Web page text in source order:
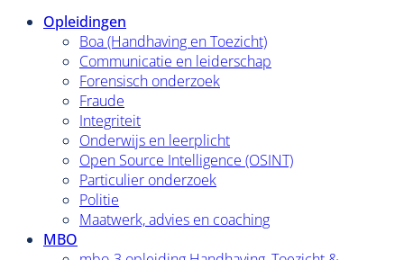
Opleidingen
Boa (Handhaving en Toezicht)
Communicatie en leiderschap
Forensisch onderzoek
Fraude
Integriteit
Onderwijs en leerplicht
Open Source Intelligence (OSINT)
Particulier onderzoek
Politie
Maatwerk, advies en coaching
MBO